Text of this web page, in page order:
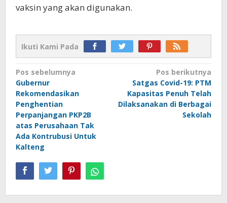
vaksin yang akan digunakan.
Ikuti Kami Pada
Navigasi
pos
Pos sebelumnya
Gubernur
Rekomendasikan
Penghentian
Perpanjangan PKP2B
atas Perusahaan Tak
Ada Kontrubusi Untuk
Kalteng
Pos berikutnya
Satgas Covid-19: PTM
Kapasitas Penuh Telah
Dilaksanakan di Berbagai
Sekolah